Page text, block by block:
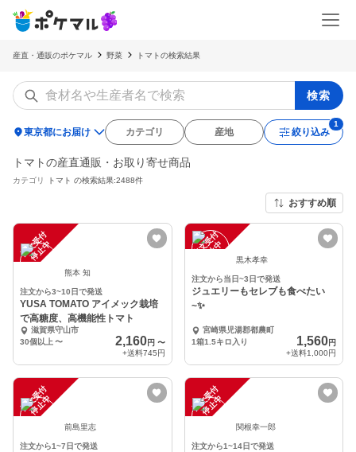
産直・通販のポケマル 野菜 トマトの検索結果
検索
location_on東京都にお届け カテゴリ 産地 絞り込み
トマトの産直通販・お取り寄せ商品
カテゴリ トマト の検索結果:2488件
おすすめ順
注
文
受
付
停
止
中
熊本 知
注文から3~10日で発送
YUSA TOMATO アイメック栽培
で高糖度、高機能性トマト
滋賀県守山市
30個以上 〜 2,160円 〜
+送料745円
注
文
受
付
停
止
中 黒木孝幸
注文から当日~3日で発送
ジュエリーもセレブも食べたい
~✨
宮崎県児湯郡都農町
1箱1.5キロ入り
1,560円
+送料1,000円
注
文
受
付
停
止
中
前島里志
注文から1~7日で発送
注
文
受
付
停
止
中
関根幸一郎
注文から1~14日で発送